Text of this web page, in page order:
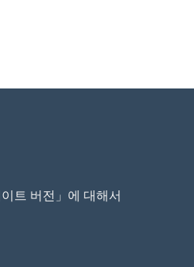
트 버전」에 대해서